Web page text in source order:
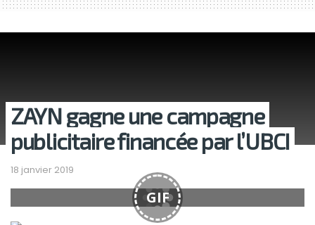
ZAYN gagne une campagne
publicitaire financée par l’UBCI
18 janvier 2019
GIF